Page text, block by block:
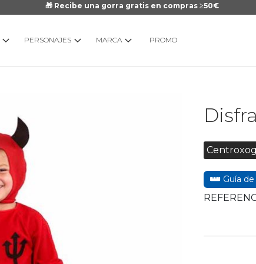
🎁 Recibe una gorra gratis en compras ≥50€
PERSONAJES MARCA PROMO
Guía
galería
imágenes